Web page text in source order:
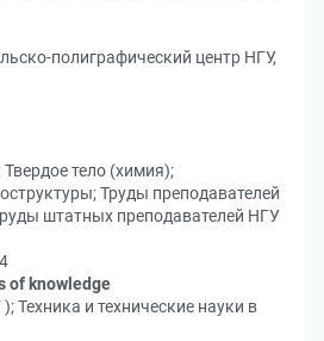
полиграфический центр НГУ,
тело (химия);
Труды преподавателей
штатных преподавателей НГУ
of knowledge
Техника и технические науки в